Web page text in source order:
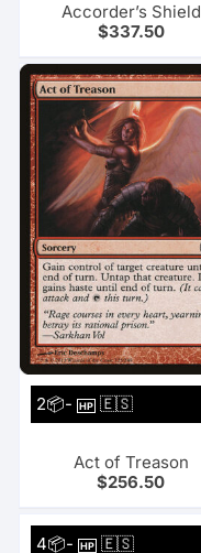
Accorder’s Shield
$337.50
2📦-HP 🇪🇸
Act of Treason
$256.50
4📦-HP 🇪🇸